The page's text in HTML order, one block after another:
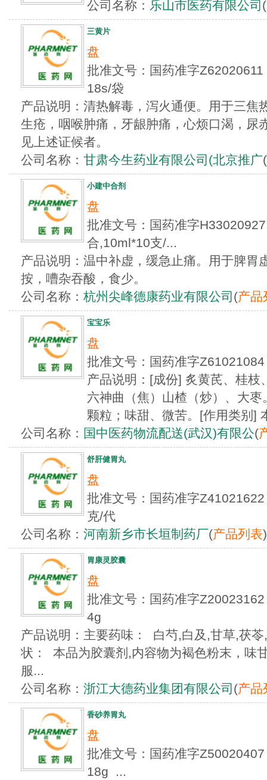
公司名称： 乐山市医药有限公司 (
三黄片
盘
批准文号：国药准字
18s/袋
产品说明：清热解毒，泻火通便。用于三焦
生疮，咽喉肿痛，牙龈肿痛，心烦口渴，尿
见上述证候者。
公司名称： 甘肃今生药业有限公司(北京推广(
小建中合剂
盘
批准文号：国药准字
合,10ml*10支/...
产品说明：温中补虚，缓急止痛。用于脾胃
按，嘈杂吞酸，食少。
公司名称： 杭州尖峰德康药业有限公司 (产品
宝宝乐
盘
批准文号：国药准字
产品说明：[成份] 炙黄芪、桂枝
六神曲（焦）山楂（炒）、大
颗粒；味甜、微苦。[作用类别]
公司名称： 国中医药物流配送(武汉)有限公(
舒肝健胃丸
盘
批准文号：国药准字
克/代
公司名称： 河南新乡市长垣制药厂(产品列表)
胃康灵胶囊
盘
批准文号：国药准字
4g
产品说明：主要药味： 白芍,白及,甘草,茯
状： 本品为胶囊剂,内容物为褐色粉末，味
服...
公司名称： 浙江大德药业集团有限公司 (产品
香砂养胃丸
盘
批准文号：国药准字
18g ...